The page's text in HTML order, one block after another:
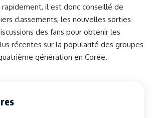
il est donc conseillé de
classements, les nouvelles sorties
des fans pour obtenir les
récentes sur la popularité des groupes
génération en Corée.